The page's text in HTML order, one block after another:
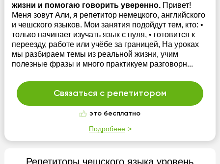
жизни и помогаю говорить уверенно. Привет!
Меня зовут Али, я репетитор немецкого, английского
и чешского языков. Мои занятия подойдут тем, кто: •
только начинает изучать язык с нуля, • готовится к
переезду, работе или учёбе за границей, На уроках
мы разбираем темы из реальной жизни, учим
полезные фразы и много практикуем разговорн...
Связаться с репетитором
это бесплатно
Подробнее
Репетиторы чешского языка уровень